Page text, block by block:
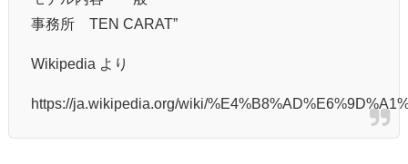
事務所 TEN CARAT”
Wikipedia より
https://ja.wikipedia.org/wiki/